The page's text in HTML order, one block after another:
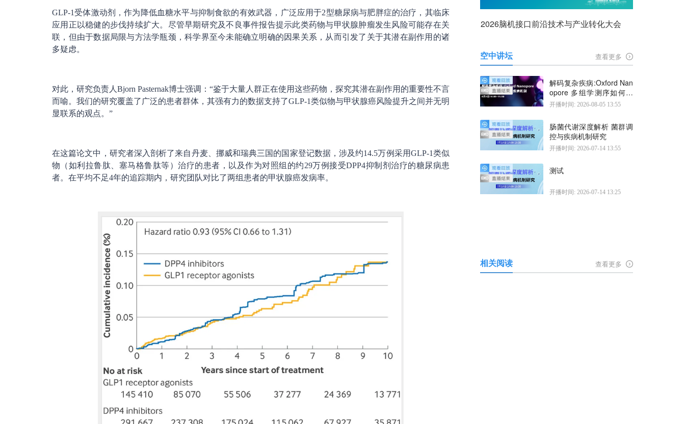
GLP-1受体激动剂，作为降低血糖水平与抑制食欲的有效武器，广泛应用于2型糖尿病与肥胖症的治疗，其临床
应用正以稳健的步伐持续扩大。尽管早期研究及不良事件报告提示此类药物与甲状腺肿瘤发生风险可能存在关
联，但由于数据局限与方法学瓶颈，科学界至今未能确立明确的因果关系，从而引发了关于其潜在副作用的诸
多疑虑。
对此，研究负责人Bjorn Pasternak博士强调：“鉴于大量人群正在使用这些药物，探究其潜在副作用的重要性不言
而喻。我们的研究覆盖了广泛的患者群体，其强有力的数据支持了GLP-1类似物与甲状腺癌风险提升之间并无明
显联系的观点。”
在这篇论文中，研究者深入剖析了来自丹麦、挪威和瑞典三国的国家登记数据，涉及约14.5万例采用GLP-1类似
物（如利拉鲁肽、塞马格鲁肽等）治疗的患者，以及作为对照组的约29万例接受DPP4抑制剂治疗的糖尿病患
者。在平均不足4年的追踪期内，研究团队对比了两组患者的甲状腺癌发病率。
2026脑机接口前沿技术与产业转化大会
空中讲坛 查看更多
解码复杂疾病:Oxford Nan
opore 多组学测序如何揭
示疾病机制
开播时间: 2026-08-05 13:55
肠菌代谢深度解析 菌群调
控与疾病机制研究
开播时间: 2026-07-14 13:55
测试
开播时间: 2026-07-14 13:25
相关阅读 查看更多